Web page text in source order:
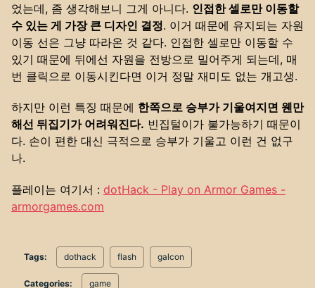
었는데, 좀 생각해보니 그게 아니다. 인접한 셀로만 이동할
수 있는 게 가장 큰 디자인 결정. 이거 때문에 유지되는 자원
이동 선은 그냥 따라온 것 같다. 인접한 셀로만 이동할 수
있기 때문에 뒤에선 자원을 전방으로 밀어주게 되는데, 매
번 클릭으로 이동시킨다면 이거 정말 재미도 없는 개고생.
하지만 이런 특징 때문에 한쪽으로 승부가 기울여지면 웬만
해선 뒤집기가 어려워진다. 빈집털이가 불가능하기 때문이
다. 손이 편한 대신 극적으로 승부가 기울고 이런 건 없구
나.
플레이는 여기서 : dotHack - Play on Armor Games -
armorgames.com
Tags: dothack flash galcon
Categories: game